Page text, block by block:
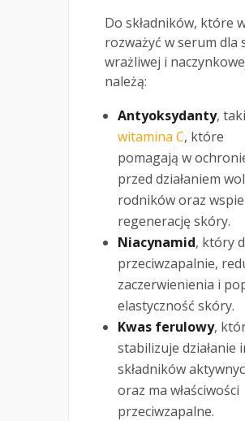
Do składników, które
rozważyć w serum dla
wrażliwej i
należą:
Antyoksydanty,
witamina C, które
pomagają w
przed działaniem
rodników oraz
regenerację skóry.
Niacynamid, który
przeciwzapalnie,
zaczerwienienia i
elastyczność skóry.
Kwas ferulowy,
stabilizuje działanie
składników
oraz ma właściwości
przeciwzapalne.